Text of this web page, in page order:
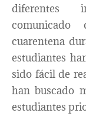
diferentes
cuarentena
estudiantes
sido fácil de
han buscado
estudiantes